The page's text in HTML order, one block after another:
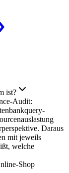
ist?
Audit:
Daraus
mit jeweils
welche
Shop